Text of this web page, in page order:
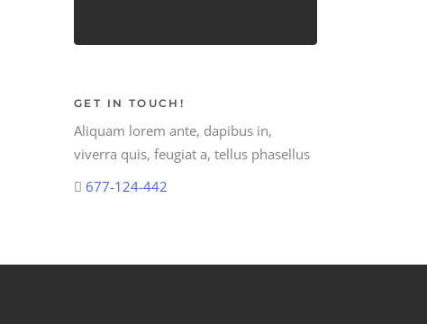
GET IN TOUCH!
Aliquam lorem ante, dapibus in,
viverra quis, feugiat a, tellus phasellus
677-124-442